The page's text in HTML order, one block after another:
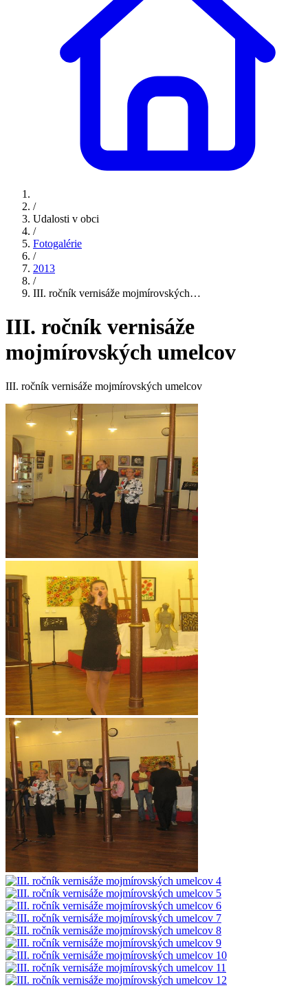
/
Udalosti v obci
/
Fotogalérie
/
2013
/
III. ročník vernisáže mojmírovských…
III. ročník vernisáže
mojmírovských umelcov
III. ročník vernisáže mojmírovských umelcov